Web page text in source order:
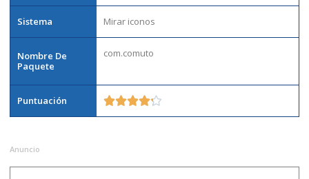
Sistema Mirar iconos
Nombre De
Paquete
com.comuto
Puntuación 
Anuncio